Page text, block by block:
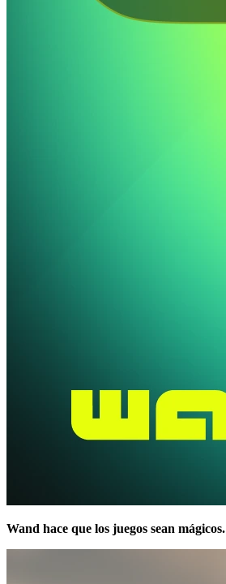
Wand hace que los juegos sean mágicos.